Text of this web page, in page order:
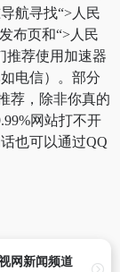
航寻找“>人民
布页和“>人民
推荐使用加速器
电信）。部分
荐，除非你真的
网站打不开
也可以通过QQ
网新闻频道